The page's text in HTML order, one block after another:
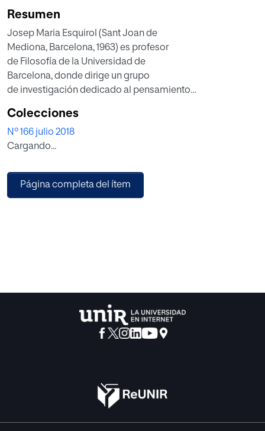
Resumen
Josep Maria Esquirol (Sant Joan de
Mediona, Barcelona, 1963) es profesor
de Filosofía de la Universidad de
Barcelona, donde dirige un grupo
de investigación dedicado al pensamiento
«Aporia», ha publicado una docena
de libros y centenares de artículos en
revistas especializadas. Sus campos
y el pensamiento político.
Colecciones
Nº 166 julio 2018
Cargando...
Página completa del ítem